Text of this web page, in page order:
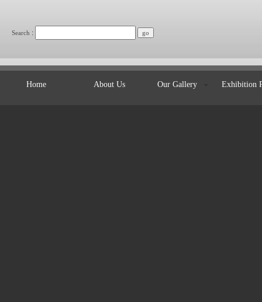
Search :
Home About Us Our Gallery Exhibition